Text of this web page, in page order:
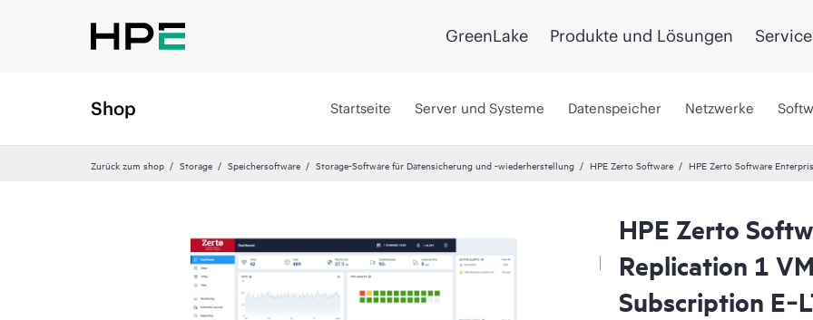
GreenLake Produkte und Lösungen
Shop Startseite Server und Systeme Datenspeicher Netzwerke
Zurück zum shop Storage Speichersoftware Storage-Software für Datensicherung und -wiederherstellung HPE Zerto Software HPE Zerto Software
HPE Zerto
Replication 1
Subscription